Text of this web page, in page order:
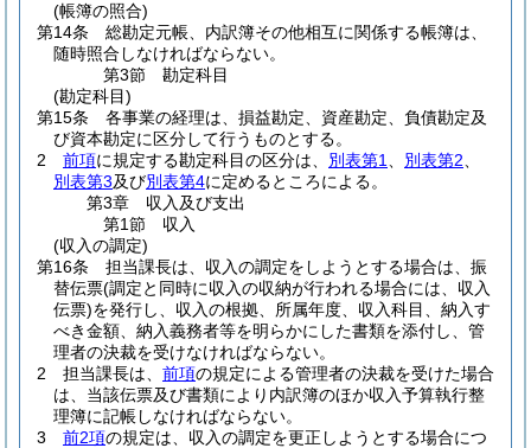
(帳簿の照合)
第14条
総勘定元帳、内訳簿その他相互に関係する帳簿は、
随時照合しなければならない。
第3節
勘定科目
(勘定科目)
第15条
各事業の経理は、損益勘定、資産勘定、負債勘定及
び資本勘定に区分して行うものとする。
2
前項に規定する勘定科目の区分は、 別表第1 別表第2
別表第3及び別表第4に定めるところによる。
第3章
収入及び支出
第1節
収入
(収入の調定)
第16条
担当課長は、収入の調定をしようとする場合は、振
替伝票(調定と同時に収入の収納が行われる場合には、収入
伝票)を発行し、収入の根拠、所属年度、収入科目、納入す
べき金額、納入義務者等を明らかにした書類を添付し、管
理者の決裁を受けなければならない。
2
担当課長は、 前項の規定による管理者の決裁を受けた場合
は、当該伝票及び書類により内訳簿のほか収入予算執行整
理簿に記帳しなければならない。
3
前2項の規定は、収入の調定を更正しようとする場合につ